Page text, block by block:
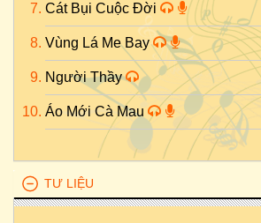
Cát Bụi Cuộc Đời
Vùng Lá Me Bay
Người Thầy
Áo Mới Cà Mau
TƯ LIỆU